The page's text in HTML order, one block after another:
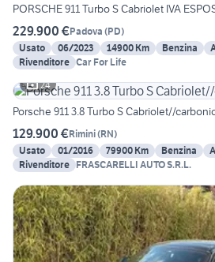
PORSCHE 911 Turbo S Cabriolet IVA
229.900 €Padova (PD)
Usato
06/2023 14900 Km Benzina
Rivenditore Car For Life
24
Porsche 911 3.8 Turbo S Cabriolet//
129.900 €Rimini(RN)
Usato
01/2016 79900 Km Benzina
Rivenditore FRASCARELLI AUTO S.R.L.